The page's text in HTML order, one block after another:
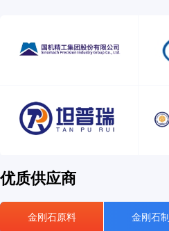
优质供应商
金刚石原料 金刚石